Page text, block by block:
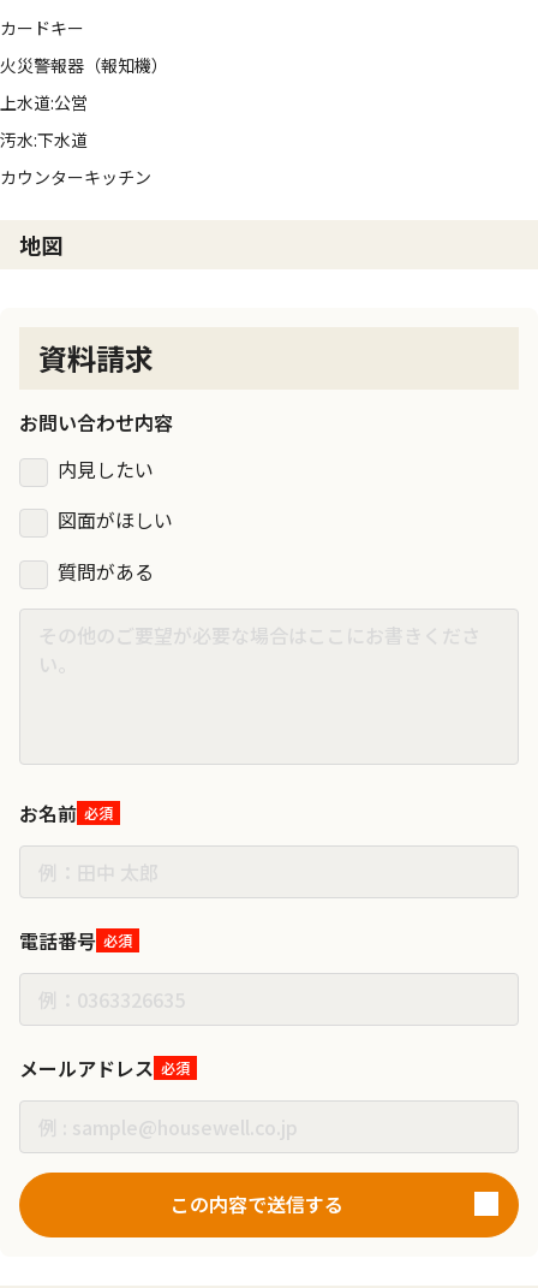
カードキー
火災警報器（報知機）
上水道:公営
汚水:下水道
カウンターキッチン
地図
資料請求
お問い合わせ内容
内見したい
図面がほしい
質問がある
お名前 必須
電話番号 必須
メールアドレス 必須
この内容で送信する